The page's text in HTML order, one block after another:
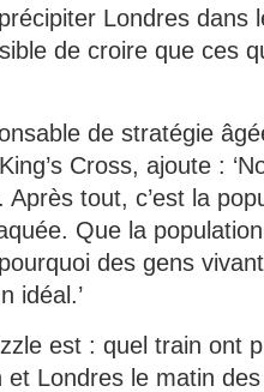
Londres dans
de croire que ces
de stratégie
Cross, ajoute :
Après tout, c’est la
Que la
des gens
idéal.’
est : quel train ont
Londres le matin